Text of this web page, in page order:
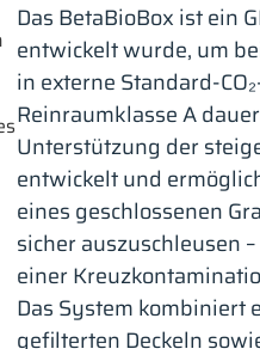
Das BetaBioBox ist ein
entwickelt wurde, um
in externe Standard-
Reinraumklasse A
Unterstützung der
entwickelt und
eines geschlossenen
sicher auszuschleusen
einer
Das System kombiniert
gefilterten Deckeln